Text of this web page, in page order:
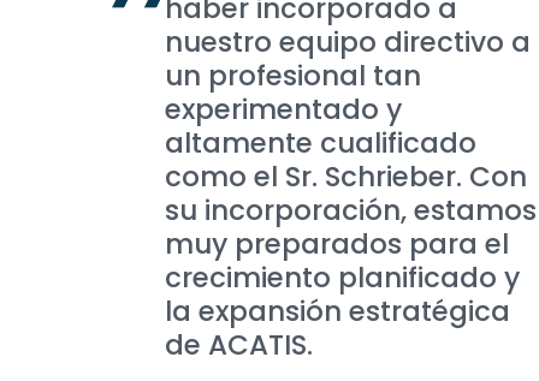
haber incorporado a
nuestro equipo directivo a
un profesional tan
experimentado y
altamente cualificado
como el Sr. Schrieber. Con
su incorporación, estamos
muy preparados para el
crecimiento planificado y
la expansión estratégica
de ACATIS.